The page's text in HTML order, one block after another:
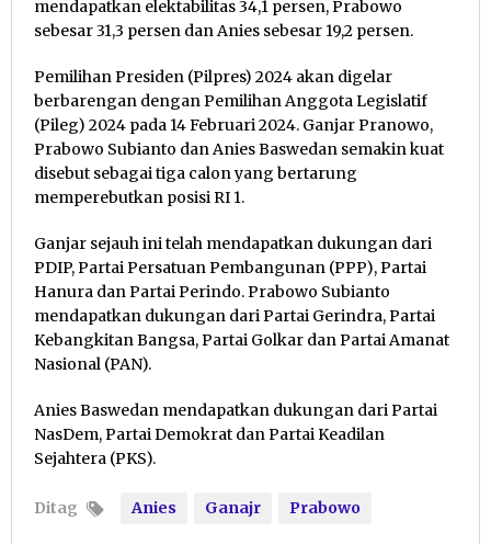
mendapatkan elektabilitas 34,1 persen, Prabowo
sebesar 31,3 persen dan Anies sebesar 19,2 persen.
Pemilihan Presiden (Pilpres) 2024 akan digelar
berbarengan dengan Pemilihan Anggota Legislatif
(Pileg) 2024 pada 14 Februari 2024. Ganjar Pranowo,
Prabowo Subianto dan Anies Baswedan semakin kuat
disebut sebagai tiga calon yang bertarung
memperebutkan posisi RI 1.
Ganjar sejauh ini telah mendapatkan dukungan dari
PDIP, Partai Persatuan Pembangunan (PPP), Partai
Hanura dan Partai Perindo. Prabowo Subianto
mendapatkan dukungan dari Partai Gerindra, Partai
Kebangkitan Bangsa, Partai Golkar dan Partai Amanat
Nasional (PAN).
Anies Baswedan mendapatkan dukungan dari Partai
NasDem, Partai Demokrat dan Partai Keadilan
Sejahtera (PKS).
Ditag Anies Ganajr Prabowo